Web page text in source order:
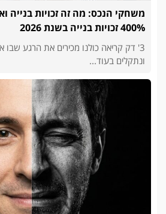
משחקי הנכס: מה זה זכויות בנייה
400% זכויות בנייה בשנת 2026
3' דק קריאה כולנו מכירים את הרגע שבו
ונתקלים בעוד...